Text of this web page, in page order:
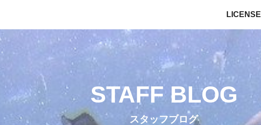
LICENSE
STAFF BLOG
スタッフブログ